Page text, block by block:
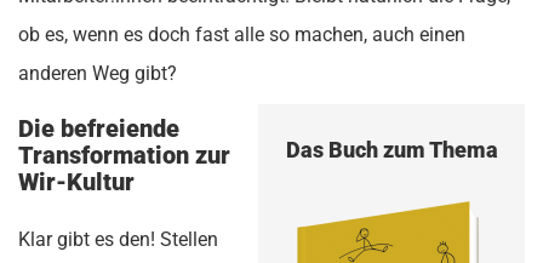
ob es, wenn es doch fast alle so machen, auch einen
anderen Weg gibt?
Das Buch zum Thema
Die befreiende
Transformation zur
Wir-Kultur
Klar gibt es den! Stellen